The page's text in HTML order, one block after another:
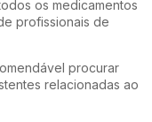
os medicamentos
profissionais de
procurar
relacionadas ao